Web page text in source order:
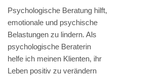
Psychologische Beratung hilft,
emotionale und psychische
Belastungen zu lindern. Als
psychologische Beraterin
helfe ich meinen Klienten, ihr
Leben positiv zu verändern